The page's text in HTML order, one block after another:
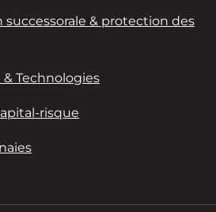
successorale & protection des
& Technologies
risque